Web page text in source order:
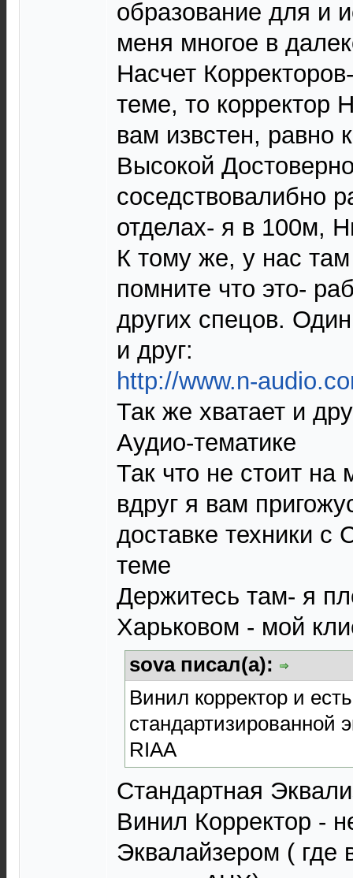
образование для и
меня многое в
Насчет
теме, то корректор
вам извстен, равно
Высокой
соседствовалибно
отделах- я в 100м,
К тому же, у нас
помните что это-
других спецов.
и друг:
http://www.n-
Так же хватает и
Аудио-тематике
Так что не стоит на
вдруг я вам
доставке техники
теме
Держитесь там- я
Харьковом - мой
sova писал(а):
Винил корректор и
стандартизированной
RIAA
Стандартная
Винил Корректор -
Эквалайзером ( где